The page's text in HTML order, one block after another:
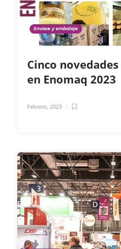
Envase y embalaje
Cinco
en Enomaq 2023
Febrero, 2023